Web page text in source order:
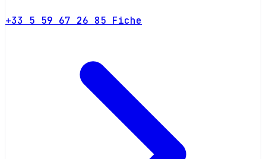
+33 5 59 67 26 85 Fiche